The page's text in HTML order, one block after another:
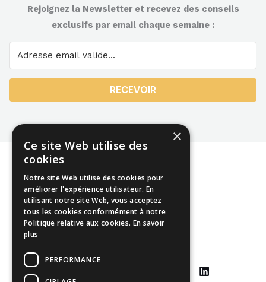
Rejoignez la Newsletter et recevez des conseils
exclusifs par email chaque semaine :
RECEVOIR
Mentions légales
CGU
×
Ce site Web utilise des
cookies
Notre site Web utilise des cookies pour
améliorer l'expérience utilisateur. En
utilisant notre site Web, vous acceptez
tous les cookies conformément à notre
Politique relative aux cookies. En savoir
plus
PERFORMANCE